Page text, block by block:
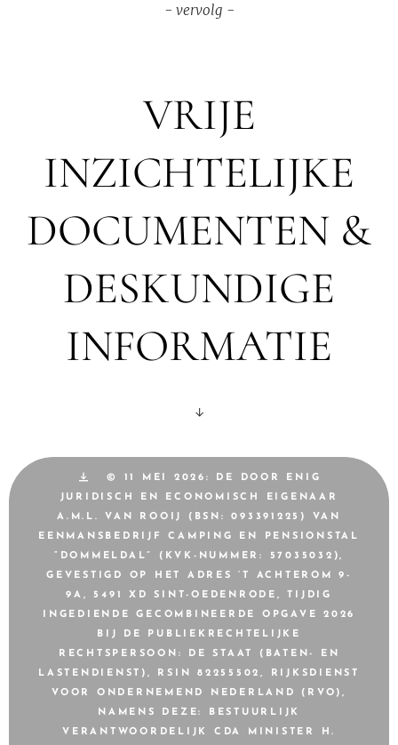
- vervolg -
VRIJE
INZICHTELIJKE
DOCUMENTEN &
DESKUNDIGE
INFORMATIE
↓
© 11 MEI 2026: DE DOOR ENIG
JURIDISCH EN ECONOMISCH EIGENAAR
A.M.L. VAN ROOIJ (BSN: 093391225) VAN
EENMANSBEDRIJF CAMPING EN PENSIONSTAL
“DOMMELDAL” (KVK-NUMMER: 57035032),
GEVESTIGD OP HET ADRES ’T ACHTEROM 9-
9A, 5491 XD SINT-OEDENRODE, TIJDIG
INGEDIENDE GECOMBINEERDE OPGAVE 2026
BIJ DE PUBLIEKRECHTELIJKE
RECHTSPERSOON: DE STAAT (BATEN- EN
LASTENDIENST), RSIN 82255502, RIJKSDIENST
VOOR ONDERNEMEND NEDERLAND (RVO),
NAMENS DEZE: BESTUURLIJK
VERANTWOORDELIJK CDA MINISTER H.